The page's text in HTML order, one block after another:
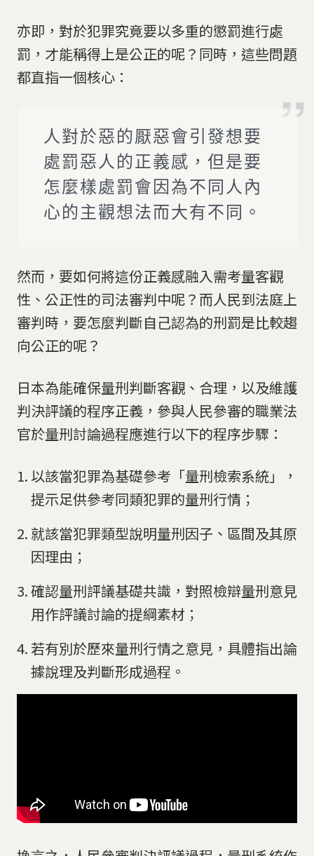
亦即，對於犯罪究竟要以多重的懲罰進行處
罰，才能稱得上是公正的呢？同時，這些問題
都直指一個核心：
人對於惡的厭惡會引發想要
處罰惡人的正義感，但是要
怎麼樣處罰會因為不同人內
心的主觀想法而大有不同。
然而，要如何將這份正義感融入需考量客觀
性、公正性的司法審判中呢？而人民到法庭上
審判時，要怎麼判斷自己認為的刑罰是比較趨
向公正的呢？
日本為能確保量刑判斷客觀、合理，以及維護
判決評議的程序正義，參與人民參審的職業法
官於量刑討論過程應進行以下的程序步驟：
以該當犯罪為基礎參考「量刑檢索系統」，
提示足供參考同類犯罪的量刑行情；
就該當犯罪類型說明量刑因子、區間及其原
因理由；
確認量刑評議基礎共識，對照檢辯量刑意見
用作評議討論的提綱素材；
若有別於歷來量刑行情之意見，具體指出論
據說理及判斷形成過程。